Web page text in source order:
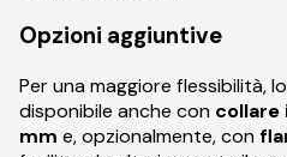
Opzioni aggiuntive
Per una maggiore flessibilità,
disponibile anche con collare
mm e, opzionalmente, con